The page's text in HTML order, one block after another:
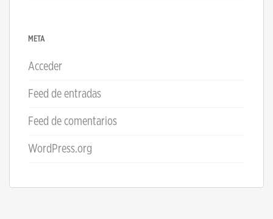
META
Acceder
Feed de entradas
Feed de comentarios
WordPress.org